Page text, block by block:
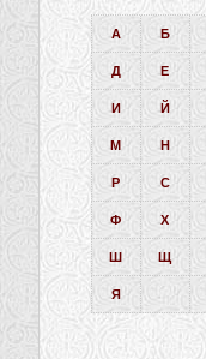
А Б
Д Е
И Й
М Н
Р С
Ф Х
Ш Щ
Я